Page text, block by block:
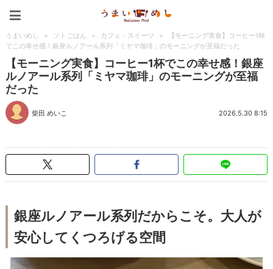
うまいめし > ソトごはん > カフェ・スイーツ >
【モーニング実食】コーヒー1杯
でこの幸せ感！銀座ルノアール系列「ミヤマ珈琲」のモーニングが至福だった
【モーニング実食】コーヒー1杯でこの幸せ感！銀座
ルノアール系列「ミヤマ珈琲」のモーニングが至福
だった
柴田 めいこ 2026.5.30 8:15
銀座ルノアール系列だからこそ。大人が
安心してくつろげる空間